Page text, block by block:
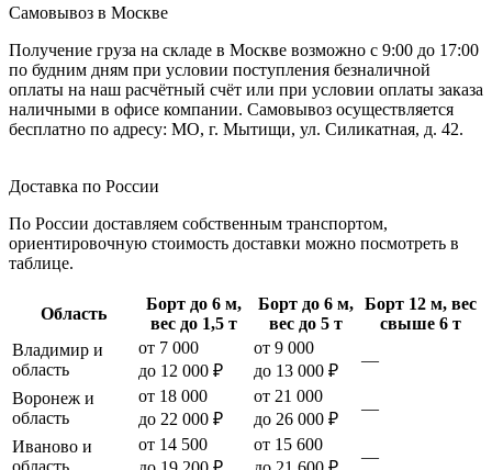
Самовывоз в Москве
Получение груза на складе в Москве возможно с 9:00 до 17:00
по будним дням при условии поступления безналичной
оплаты на наш расчётный счёт или при условии оплаты заказа
наличными в офисе компании. Самовывоз осуществляется
бесплатно по адресу: МО, г. Мытищи, ул. Силикатная, д. 42.
Доставка по России
По России доставляем собственным транспортом,
ориентировочную стоимость доставки можно посмотреть в
таблице.
Область
Борт до 6 м,
вес до 1,5 т
Борт до 6 м,
вес до 5 т
Борт 12 м, вес
свыше 6 т
Владимир и
область
от 7 000
до 12 000 ₽
от 9 000
до 13 000 ₽
—
Воронеж и
область
от 18 000
до 22 000 ₽
от 21 000
до 26 000 ₽
—
Иваново и
область
от 14 500
от 15 600
—